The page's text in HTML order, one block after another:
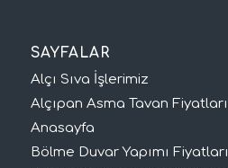
SAYFALAR
Alçı Sıva İşlerimiz
Alçıpan Asma Tavan Fiyatları
Anasayfa
Bölme Duvar Yapımı Fiyatları